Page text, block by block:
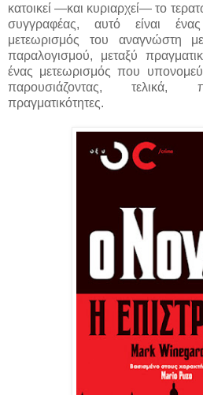
κατοικεί —και κυριαρχεί— το
συγγραφέας, αυτό είναι ένας
μετεωρισμός του αναγνώστη
παραλογισμού, μεταξύ
ένας μετεωρισμός που
παρουσιάζοντας, τελικά,
πραγματικότητες.